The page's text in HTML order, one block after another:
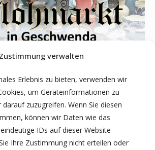
Zustimmung verwalten
Erlebnis zu bieten, verwenden wir
um Geräteinformationen zu
zuzugreifen. Wenn Sie diesen
können wir Daten wie das
IDs auf dieser Website
Ihre Zustimmung nicht erteilen oder
findet anlässlich des Geschwendaer
auf dem Parkplatz am
Bis zum 23.08.2023 ist es möglich, sich